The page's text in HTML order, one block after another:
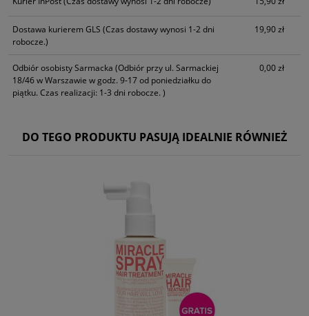
Dostawa kurierem GLS (Czas dostawy wynosi 1-2 dni
robocze.)
19,90 zł
Odbiór osobisty Sarmacka (Odbiór przy ul. Sarmackiej
18/46 w Warszawie w godz. 9-17 od poniedziałku do
piątku. Czas realizacji: 1-3 dni robocze. )
0,00 zł
DO TEGO PRODUKTU PASUJĄ IDEALNIE RÓWNIEŻ